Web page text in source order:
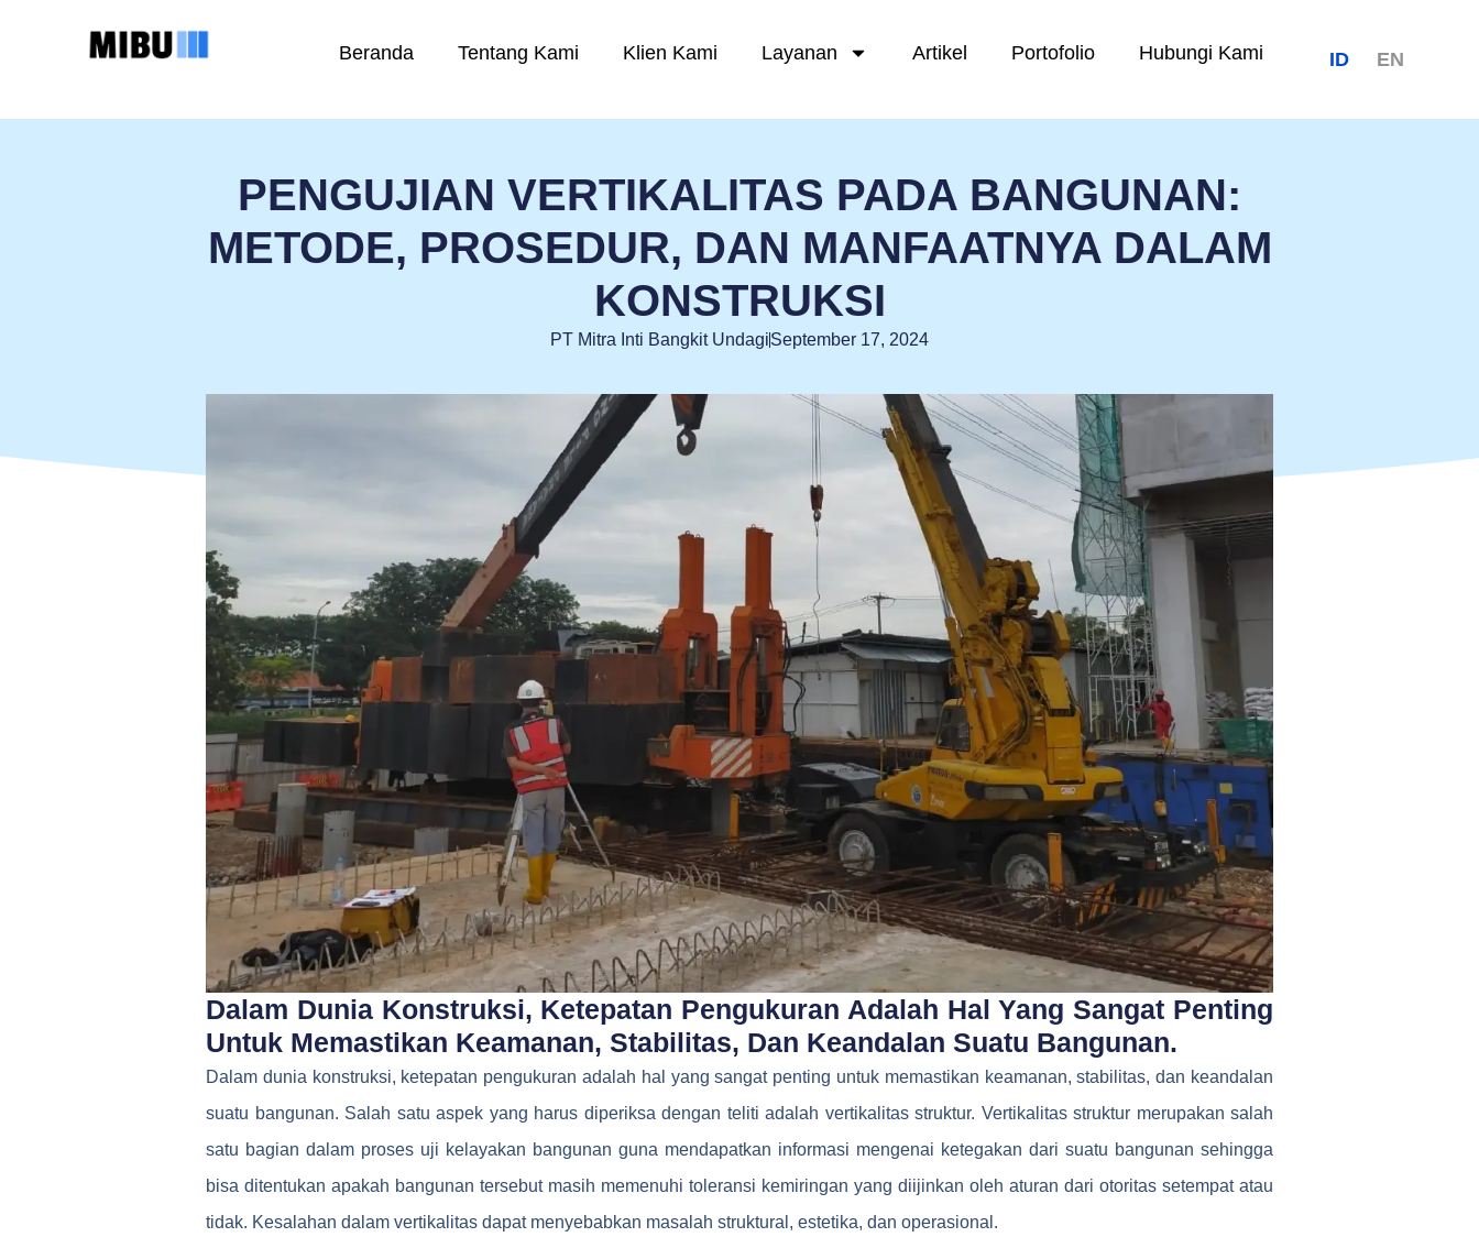
Beranda Tentang Kami Klien Kami Layanan Artikel Portofolio Hubungi Kami ID EN
PENGUJIAN VERTIKALITAS PADA BANGUNAN:
METODE, PROSEDUR, DAN MANFAATNYA DALAM
KONSTRUKSI
PT Mitra Inti Bangkit UndagiSeptember 17, 2024
Dalam Dunia Konstruksi, Ketepatan Pengukuran Adalah Hal Yang Sangat Penting
Untuk Memastikan Keamanan, Stabilitas, Dan Keandalan Suatu Bangunan.
Dalam dunia konstruksi, ketepatan pengukuran adalah hal yang sangat penting untuk memastikan keamanan, stabilitas, dan keandalan
suatu bangunan. Salah satu aspek yang harus diperiksa dengan teliti adalah vertikalitas struktur. Vertikalitas struktur merupakan salah
satu bagian dalam proses uji kelayakan bangunan guna mendapatkan informasi mengenai ketegakan dari suatu bangunan sehingga
bisa ditentukan apakah bangunan tersebut masih memenuhi toleransi kemiringan yang diijinkan oleh aturan dari otoritas setempat atau
tidak. Kesalahan dalam vertikalitas dapat menyebabkan masalah struktural, estetika, dan operasional.